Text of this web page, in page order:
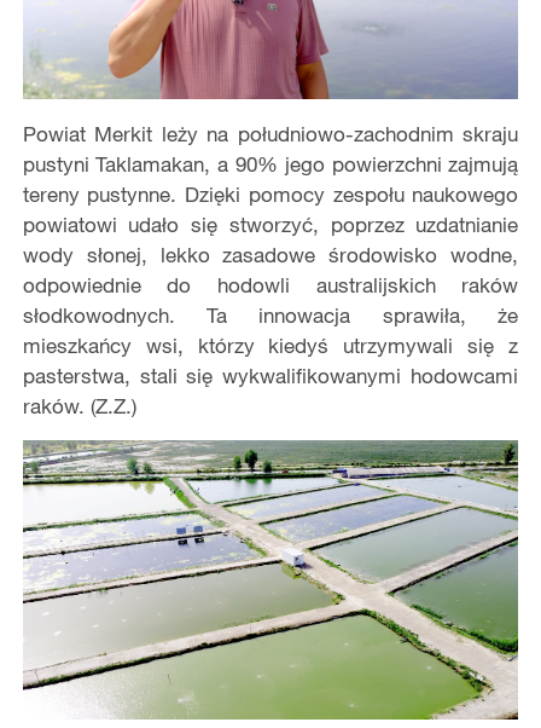
Powiat Merkit leży na południowo-zachodnim skraju
pustyni Taklamakan, a 90% jego powierzchni zajmują
tereny pustynne. Dzięki pomocy zespołu naukowego
powiatowi udało się stworzyć, poprzez uzdatnianie
wody słonej, lekko zasadowe środowisko wodne,
odpowiednie do hodowli australijskich raków
słodkowodnych. Ta innowacja sprawiła, że
mieszkańcy wsi, którzy kiedyś utrzymywali się z
pasterstwa, stali się wykwalifikowanymi hodowcami
raków. (Z.Z.)